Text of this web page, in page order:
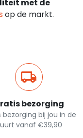
met de
op de markt.
bezorging
bezorging bij jou in de
vanaf €39,90